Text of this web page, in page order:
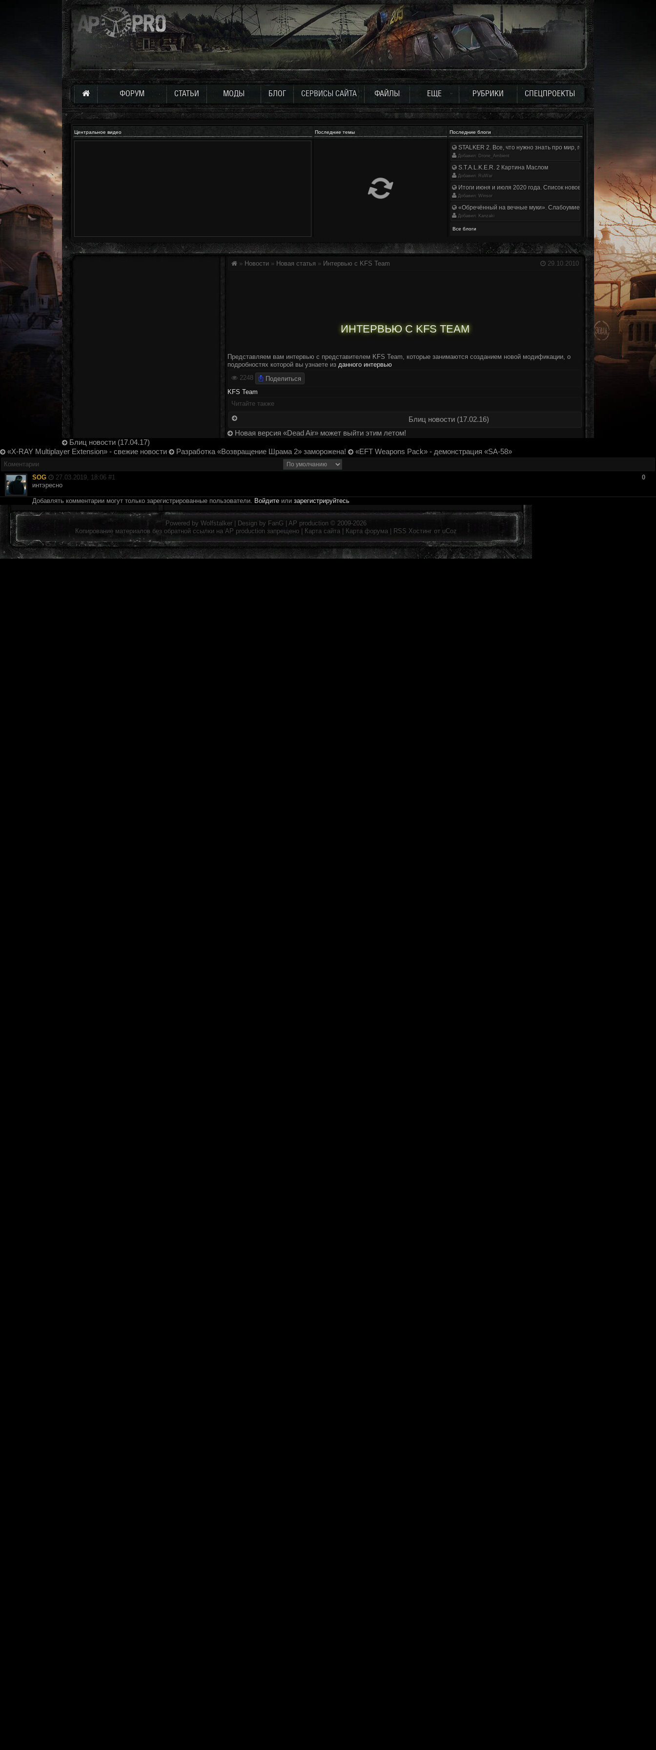
ФОРУМ СТАТЬИ МОДЫ БЛОГ СЕРВИСЫ САЙТА ФАЙЛЫ ЕЩЕ РУБРИКИ СПЕЦПРОЕКТЫ
Центральное видео Последние темы Последние блоги
STALKER 2. Все, что нужно знать про мир, геймплей и сюжет | Разбор
Добавил: Drone_Ambient
S.T.A.L.K.E.R. 2 Картина Маслом
Добавил: RuWar
Итоги июня и июля 2020 года. Список нововведений
Добавил: Winsor
«Обречённый на вечные муки». Слабоумие и отвага
Добавил: Kanzaki
Все блоги
29.10.2010
» Новости » Новая статья » Интервью с KFS Team
ИНТЕРВЬЮ С KFS TEAM
Представляем вам интервью с представителем KFS Team, которые занимаются созданием новой модификации, о
подробностях которой вы узнаете из данного интервью
2248
Поделиться
KFS Team
Читайте также
Блиц новости (17.02.16)
Новая версия «Dead Air» может выйти этим летом!
Блиц новости (17.04.17)
«X-RAY Multiplayer Extension» - свежие новости
Разработка «Возвращение Шрама 2» заморожена! «EFT Weapons Pack» - демонстрация «SA-58»
Коментарии
SOG
27.03.2019, 18:06 #1
0
интэресно
Добавлять комментарии могут только зарегистрированные пользователи. Войдите или зарегистрируйтесь
Powered by Wolfstalker | Design by FanG AP production © 2009-2026
Копирование материалов без обратной ссылки на AP production запрещено | Карта сайта Карта форума RSS Хостинг от uCoz